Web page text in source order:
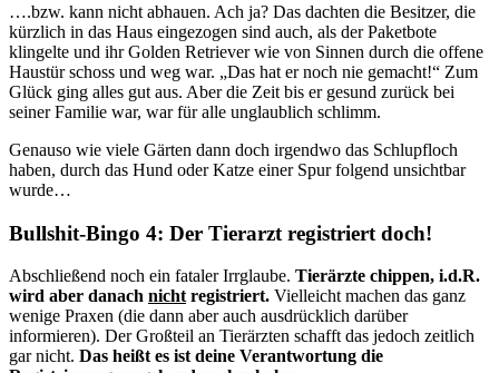
….bzw. kann nicht abhauen. Ach ja? Das dachten die Besitzer, die
kürzlich in das Haus eingezogen sind auch, als der Paketbote
klingelte und ihr Golden Retriever wie von Sinnen durch die offene
Haustür schoss und weg war. „Das hat er noch nie gemacht!“ Zum
Glück ging alles gut aus. Aber die Zeit bis er gesund zurück bei
seiner Familie war, war für alle unglaublich schlimm.
Genauso wie viele Gärten dann doch irgendwo das Schlupfloch
haben, durch das Hund oder Katze einer Spur folgend unsichtbar
wurde…
Bullshit-Bingo 4: Der Tierarzt registriert doch!
Abschließend noch ein fataler Irrglaube. Tierärzte chippen, i.d.R.
wird aber danach nicht registriert. Vielleicht machen das ganz
wenige Praxen (die dann aber auch ausdrücklich darüber
informieren). Der Großteil an Tierärzten schafft das jedoch zeitlich
gar nicht. Das heißt es ist deine Verantwortung die